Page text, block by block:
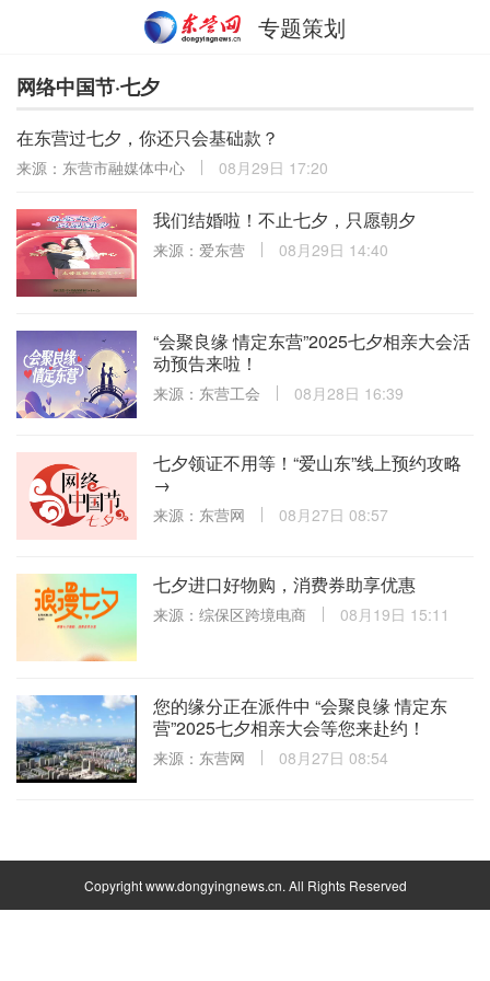
专题策划
网络中国节·七夕
在东营过七夕，你还只会基础款？
来源：东营市融媒体中心 08月29日 17:20
我们结婚啦！不止七夕，只愿朝夕
来源：爱东营 08月29日 14:40
“会聚良缘 情定东营”2025七夕相亲大会活
动预告来啦！
来源：东营工会 08月28日 16:39
七夕领证不用等！“爱山东”线上预约攻略
→
来源：东营网 08月27日 08:57
七夕进口好物购，消费券助享优惠
来源：综保区跨境电商 08月19日 15:11
您的缘分正在派件中 “会聚良缘 情定东
营”2025七夕相亲大会等您来赴约！
来源：东营网 08月27日 08:54
Copyright www.dongyingnews.cn. All Rights Reserved